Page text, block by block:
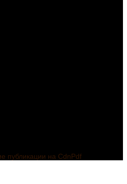
публикации на CdnPdf